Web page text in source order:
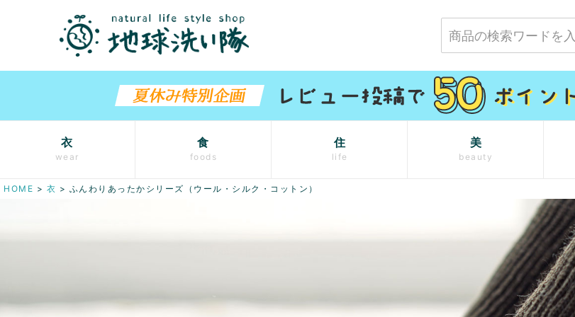
衣
wear
食
foods
住
life
美
beauty
HOME 衣 ふんわりあったかシリーズ（ウール・シルク・コットン）